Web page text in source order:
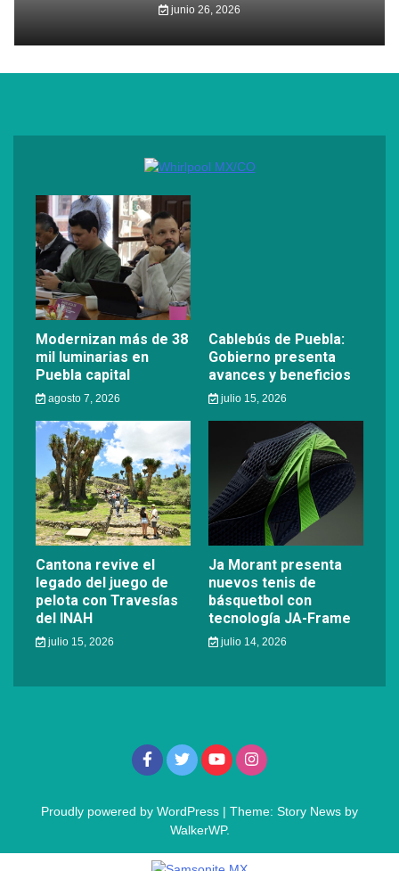
junio 26, 2026
Modernizan más de 38
mil luminarias en
Puebla capital
agosto 7, 2026
Cablebús de Puebla:
Gobierno presenta
avances y beneficios
julio 15, 2026
Cantona revive el
legado del juego de
pelota con Travesías
del INAH
julio 15, 2026
Ja Morant presenta
nuevos tenis de
básquetbol con
tecnología JA-Frame
julio 14, 2026
Proudly powered by WordPress | Theme: Story News by
WalkerWP.